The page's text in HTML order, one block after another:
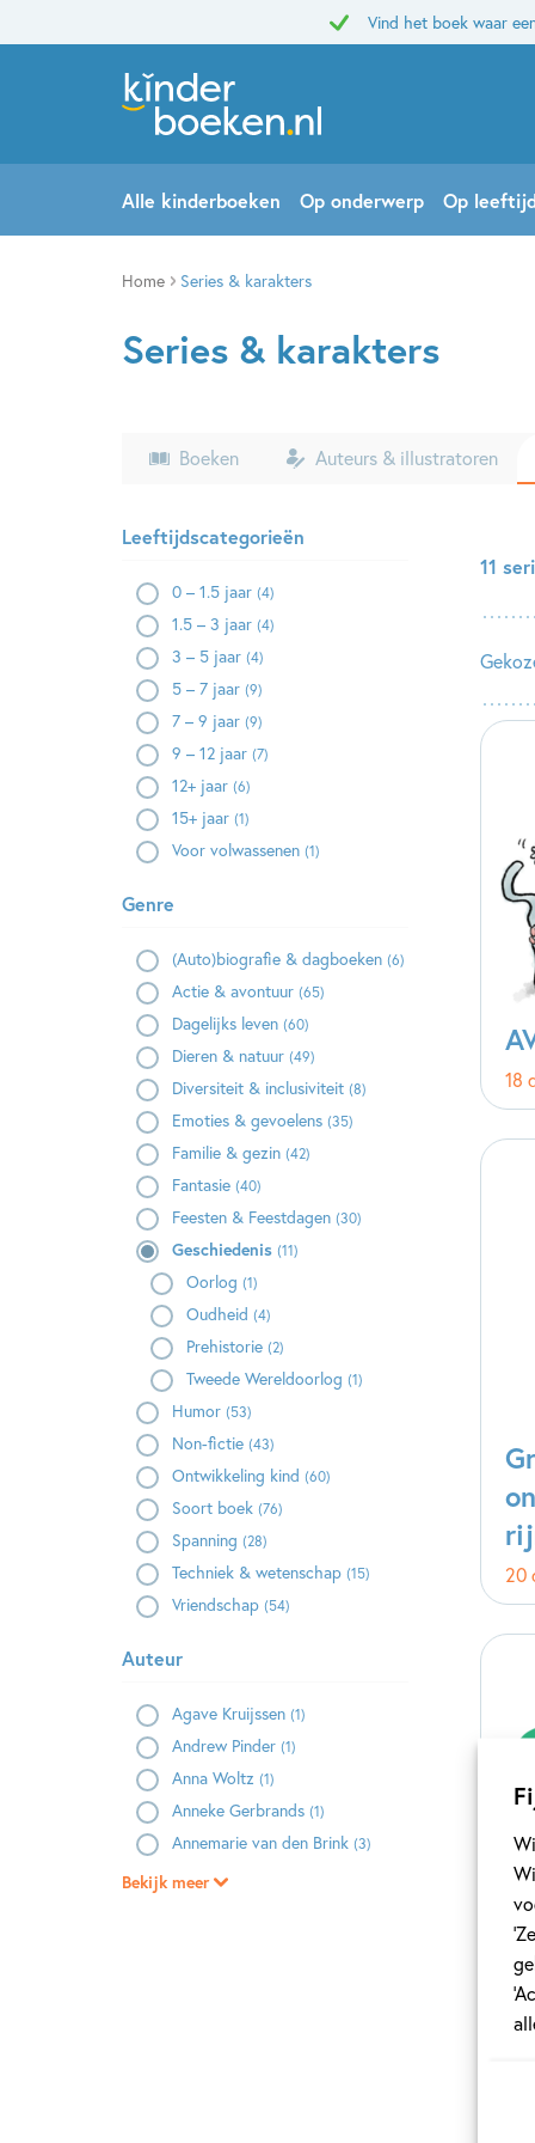
Vind het boek waar
Alle kinderboeken Op onderwerp Op
Home Series & karakters
Series & karakters
Boeken Auteurs & illustratoren
Leeftijdscategorieën
0 – 1.5 jaar (4)
1.5 – 3 jaar (4)
3 – 5 jaar (4)
5 – 7 jaar (9)
7 – 9 jaar (9)
9 – 12 jaar (7)
12+ jaar (6)
15+ jaar (1)
Voor volwassenen (1)
Genre
(Auto)biografie & dagboeken (6)
Actie & avontuur (65)
Dagelijks leven (60)
Dieren & natuur (49)
Diversiteit & inclusiviteit (8)
Emoties & gevoelens (35)
Familie & gezin (42)
Fantasie (40)
Feesten & Feestdagen (30)
Geschiedenis (11)
Oorlog (1)
Oudheid (4)
Prehistorie (2)
Tweede Wereldoorlog (1)
Humor (53)
Non-fictie (43)
Ontwikkeling kind (60)
Soort boek (76)
Spanning (28)
Techniek & wetenschap (15)
Vriendschap (54)
Auteur
Agave Kruijssen (1)
Andrew Pinder (1)
Anna Woltz (1)
Anneke Gerbrands (1)
Annemarie van den Brink (3)
Bekijk meer
11
18
20